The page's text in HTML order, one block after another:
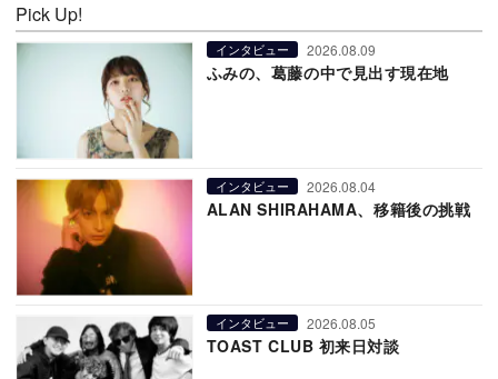
Pick Up!
インタビュー 2026.08.09
ふみの、葛藤の中で見出す現在地
インタビュー 2026.08.04
ALAN SHIRAHAMA、移籍後の挑戦
インタビュー 2026.08.05
TOAST CLUB 初来日対談